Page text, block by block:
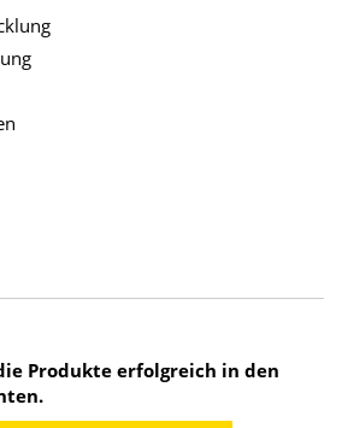
Produkte erfolgreich in den